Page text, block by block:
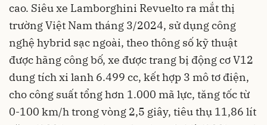
cao. Siêu xe Lamborghini Revuelto ra mắt thị
trường Việt Nam tháng 3/2024, sử dụng công
nghệ hybrid sạc ngoài, theo thông số kỹ thuật
được hãng công bố, xe được trang bị động cơ V12
dung tích xi lanh 6.499 cc, kết hợp 3 mô tơ điện,
cho công suất tổng hơn 1.000 mã lực, tăng tốc từ
0-100 km/h trong vòng 2,5 giây, tiêu thụ 11,86 lít